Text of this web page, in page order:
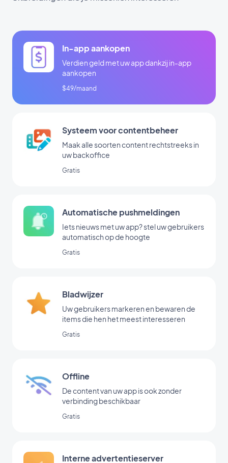
In-app aankopen
Verdien geld met uw app dankzij in-app
aankopen
$49/maand
Systeem voor contentbeheer
Maak alle soorten content rechtstreeks in
uw backoffice
Gratis
Automatische pushmeldingen
Iets nieuws met uw app? stel uw gebruikers
automatisch op de hoogte
Gratis
Bladwijzer
Uw gebruikers markeren en bewaren de
items die hen het meest interesseren
Gratis
Offline
De content van uw app is ook zonder
verbinding beschikbaar
Gratis
Interne advertentieserver